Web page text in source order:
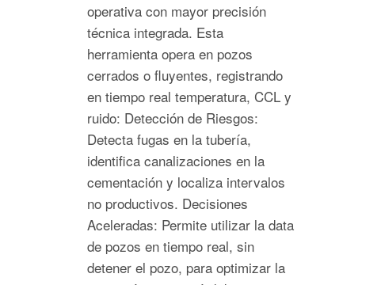
operativa con mayor precisión
técnica integrada. Esta
herramienta opera en pozos
cerrados o fluyentes, registrando
en tiempo real temperatura, CCL y
ruido: Detección de Riesgos:
Detecta fugas en la tubería,
identifica canalizaciones en la
cementación y localiza intervalos
no productivos. Decisiones
Aceleradas: Permite utilizar la data
de pozos en tiempo real, sin
detener el pozo, para optimizar la